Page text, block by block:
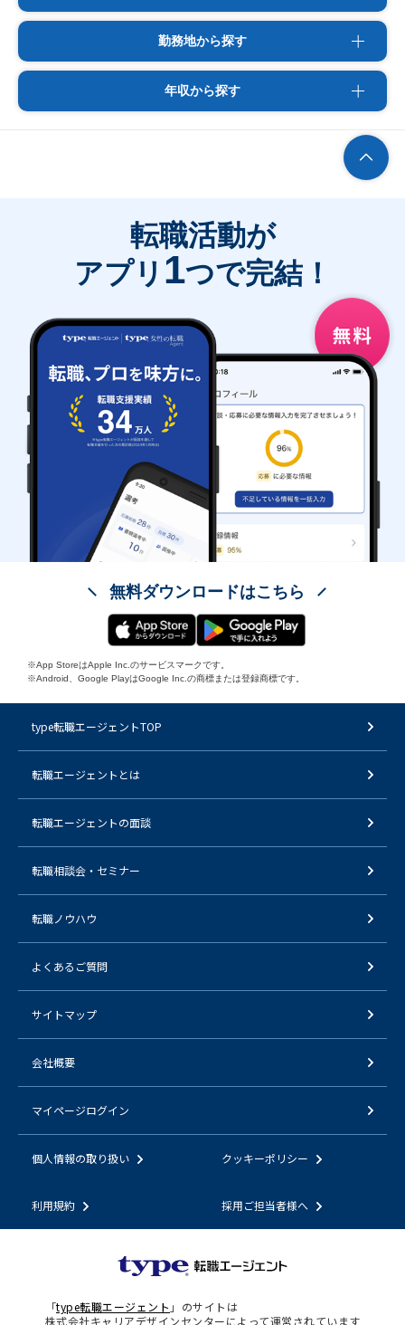
勤務地から探す
年収から探す
転職活動が
アプリ 1つで完結！
無料ダウンロードはこちら
※App StoreはApple Inc.のサービスマークです。
※Android、Google PlayはGoogle Inc.の商標または登録商標です。
type転職エージェントTOP
転職エージェントとは
転職エージェントの面談
転職相談会・セミナー
転職ノウハウ
よくあるご質問
サイトマップ
会社概要
マイページログイン
個人情報の取り扱い クッキーポリシー
利用規約 採用ご担当者様へ
「type転職エージェント 」のサイトは
株式会社キャリアデザインセンターによって運営されています